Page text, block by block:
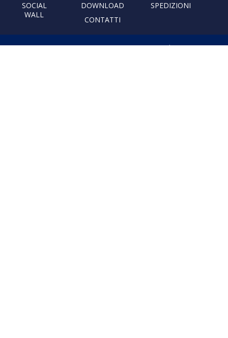
SOCIAL
WALL
DOWNLOAD
SPEDIZIONI
CONTATTI